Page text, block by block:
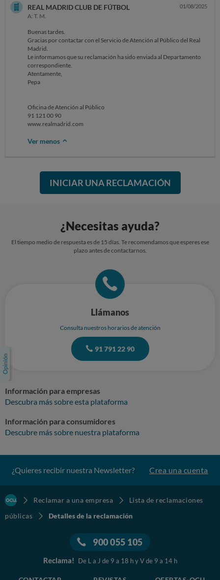
Al contactar posteriormente, me informan de que todas las entradas
aparecen como validadas a la salida porque se encontraban en un
único PDF y mi familia las presentó en conjunto, sin darse cuenta de
que dos de ellas no iban a ser utilizadas. He explicado que tanto las
cámaras de seguridad como el personal presente pueden corroborar
que en ningún momento realizamos el tour, ya que permanecimos en la
zona de entrada mientras mi pareja se recuperaba y finalmente fuimos
acompañados a la salida por el personal.
A pesar de ello, se me niega la reprogramación, incumpliendo lo que se
Solicito la reprogramación de las dos entradas como se me aseguró.
REAL MADRID CLUB DE FÚTBOL
A: T. M.
01/08/2025
Buenas tardes.
Gracias por contactar con el Servicio de Atención al Público del Real
Madrid.
Le informamos que su reclamación ha sido enviada al Departamento
correspondiente.
Atentamente,
Pepa
Oficina de Atención al Público
91 121 00 90
www.realmadrid.com
Ver menos
INICIAR UNA RECLAMACIÓN
¿Necesitas ayuda?
El tiempo medio de respuesta es de 15 días. Te recomendamos que esperes ese
plazo antes de contactarnos.
Llámanos
Consulta nuestros horarios de atención
91 791 22 90
Información para empresas
Descubra más sobre esta plataforma
Información para consumidores
Descubre más sobre nuestra plataforma
¿Quieres recibir nuestra Newsletter? Crea una cuenta
Reclamar a una empresa
Lista de reclamaciones
públicas
Detalles de la reclamación
900 055 105
Reclama! De L a J de 9 a 18 h y V de 9 a 14 h